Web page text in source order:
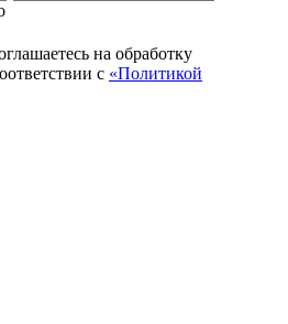
на обработку
с «Политикой